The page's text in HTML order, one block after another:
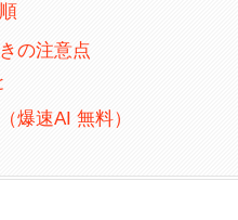
の注意点
爆速AI 無料）